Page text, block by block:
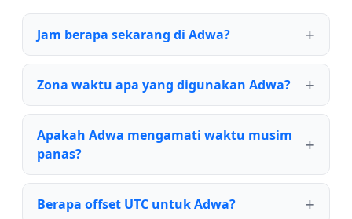
Jam berapa sekarang di Adwa?
Zona waktu apa yang digunakan Adwa?
Apakah Adwa mengamati waktu musim
panas?
Berapa offset UTC untuk Adwa?